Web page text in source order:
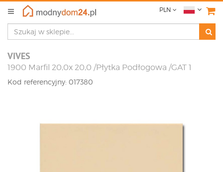
PLN
VIVES
1900 Marfil 20,0x 20,0 /Płytka Podłogowa /GAT 1
Kod referencyjny: 017380